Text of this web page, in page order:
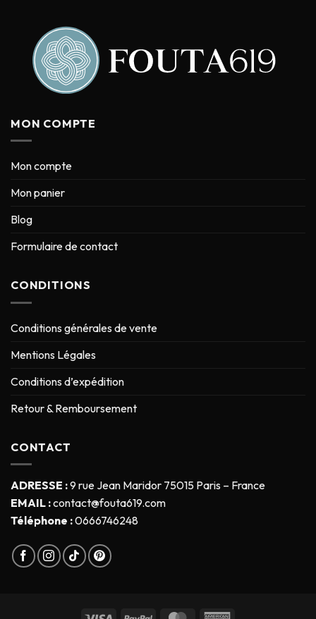
MON COMPTE
Mon compte
Mon panier
Blog
Formulaire de contact
CONDITIONS
Conditions générales de vente
Mentions Légales
Conditions d’expédition
Retour & Remboursement
CONTACT
ADRESSE :9 rue Jean Maridor 75015 Paris – France
EMAIL :contact@fouta619.com
Téléphone :0666746248